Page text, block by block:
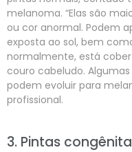
melanoma. “Elas são
ou cor anormal. Podem
exposta ao sol, bem
normalmente, está
couro cabeludo.
podem evoluir para
profissional.
3. Pintas